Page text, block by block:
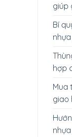
giúp
Bí
hợp
Mua
giao